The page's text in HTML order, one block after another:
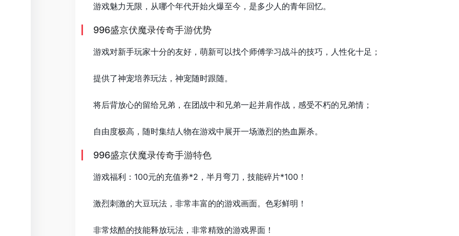
游戏魅力无限，从哪个年代开始火爆至今，是多少人的青年回忆。
996盛京伏魔录传奇手游优势
游戏对新手玩家十分的友好，萌新可以找个师傅学习战斗的技巧，人性化十足；
提供了神宠培养玩法，神宠随时跟随。
将后背放心的留给兄弟，在团战中和兄弟一起并肩作战，感受不朽的兄弟情；
自由度极高，随时集结人物在游戏中展开一场激烈的热血厮杀。
996盛京伏魔录传奇手游特色
游戏福利：100元的充值券*2，半月弯刀，技能碎片*100！
激烈刺激的大豆玩法，非常丰富的的游戏画面。色彩鲜明！
非常炫酷的技能释放玩法，非常精致的游戏界面！